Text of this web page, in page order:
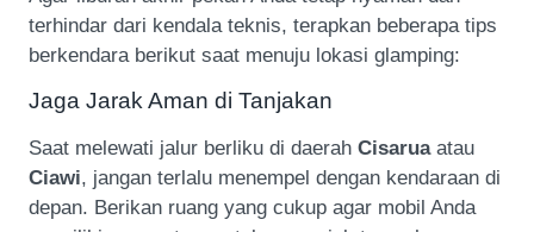
terhindar dari kendala teknis, terapkan beberapa tips
berkendara berikut saat menuju lokasi glamping:
Jaga Jarak Aman di Tanjakan
Saat melewati jalur berliku di daerah Cisaruaatau
Ciawi, jangan terlalu menempel dengan kendaraan di
depan. Berikan ruang yang cukup agar mobil Anda